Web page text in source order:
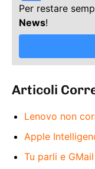
Per restare
News!
Articoli
Lenovo non
Apple
Tu parli e